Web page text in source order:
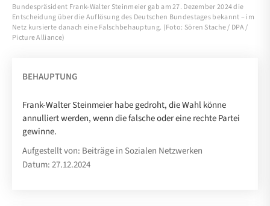
Bundespräsident Frank-Walter Steinmeier gab am 27. Dezember 2024 die
Entscheidung über die Auflösung des Deutschen Bundestages bekannt – im
Netz kursierte danach eine Falschbehauptung. (Foto: Sören Stache / DPA /
Picture Alliance)
BEHAUPTUNG
Frank-Walter Steinmeier habe gedroht, die Wahl könne
annulliert werden, wenn die falsche oder eine rechte Partei
gewinne.
Aufgestellt von: Beiträge in Sozialen Netzwerken
Datum: 27.12.2024